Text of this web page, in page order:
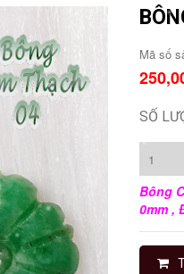
Mã số
SỐ
Bông
0mm ,